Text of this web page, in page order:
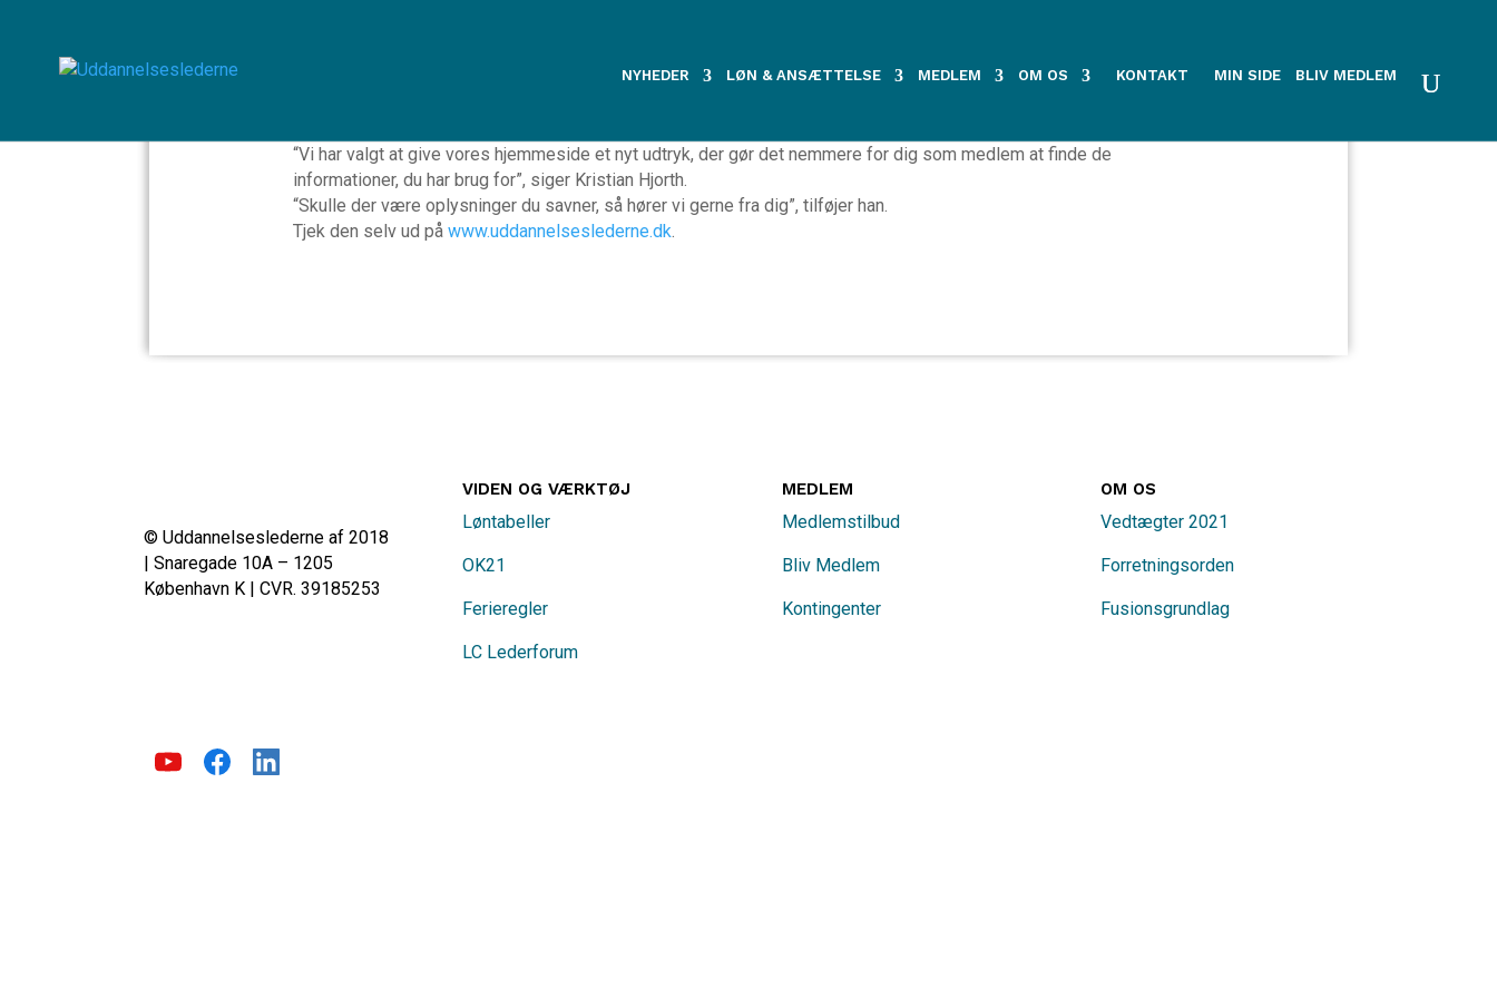
NYHEDER LØN & ANSÆTTELSE MEDLEM OM OS KONTAKT MIN SIDE BLIV MEDLEM
Foreningen fik ny hjemmeside
“Vi har valgt at give vores hjemmeside et nyt udtryk, der gør det nemmere for dig som medlem at finde de
informationer, du har brug for”, siger Kristian Hjorth.
“Skulle der være oplysninger du savner, så hører vi gerne fra dig”, tilføjer han.
Tjek den selv ud påwww.uddannelseslederne.dk.
© Uddannelseslederne af 2018
| Snaregade 10A – 1205
København K | CVR. 39185253
VIDEN OG VÆRKTØJ
Løntabeller
OK21
Ferieregler
LC Lederforum
MEDLEM
Medlemstilbud
Bliv Medlem
Kontingenter
OM OS
Vedtægter 2021
Forretningsorden
Fusionsgrundlag